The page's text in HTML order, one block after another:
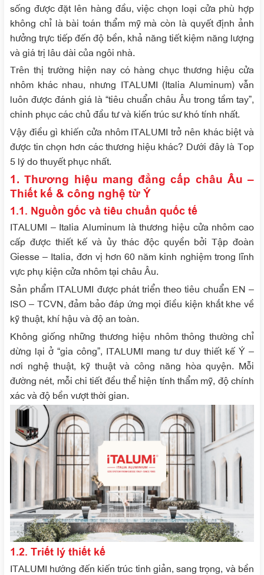
sống được đặt lên hàng đầu, việc chọn loại cửa phù hợp
không chỉ là bài toán thẩm mỹ mà còn là quyết định ảnh
hưởng trực tiếp đến độ bền, khả năng tiết kiệm năng lượng
và giá trị lâu dài của ngôi nhà.
Trên thị trường hiện nay có hàng chục thương hiệu cửa
nhôm khác nhau, nhưng ITALUMI (Italia Aluminum) vẫn
luôn được đánh giá là “tiêu chuẩn châu Âu trong tầm tay”,
chinh phục các chủ đầu tư và kiến trúc sư khó tính nhất.
Vậy điều gì khiến cửa nhôm ITALUMI trở nên khác biệt và
được tin chọn hơn các thương hiệu khác? Dưới đây là Top
5 lý do thuyết phục nhất.
1. Thương hiệu mang đẳng cấp châu Âu –
Thiết kế & công nghệ từ Ý
1.1. Nguồn gốc và tiêu chuẩn quốc tế
ITALUMI – Italia Aluminum là thương hiệu cửa nhôm cao
cấp được thiết kế và ủy thác độc quyền bởi Tập đoàn
Giesse – Italia, đơn vị hơn 60 năm kinh nghiệm trong lĩnh
vực phụ kiện cửa nhôm tại châu Âu.
Sản phẩm ITALUMI được phát triển theo tiêu chuẩn EN –
ISO – TCVN, đảm bảo đáp ứng mọi điều kiện khắt khe về
kỹ thuật, khí hậu và độ an toàn.
Không giống những thương hiệu nhôm thông thường chỉ
dừng lại ở “gia công”, ITALUMI mang tư duy thiết kế Ý –
nơi nghệ thuật, kỹ thuật và công năng hòa quyện. Mỗi
đường nét, mỗi chi tiết đều thể hiện tính thẩm mỹ, độ chính
xác và độ bền vượt thời gian.
1.2. Triết lý thiết kế
ITALUMI hướng đến kiến trúc tinh giản, sang trọng, và bền